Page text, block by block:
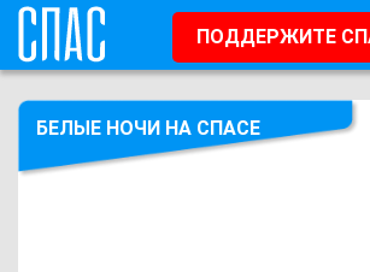
ПОДДЕРЖИТЕ
БЕЛЫЕ НОЧИ НА СПАСЕ